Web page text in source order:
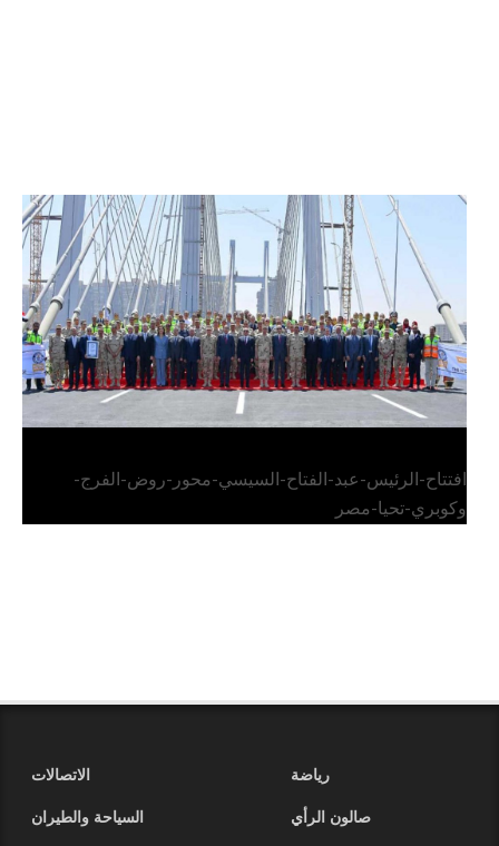
الرئيس عبد الفتاح السيسي يفتتح محور روض الفرج
وكوبري تحيا مصر
افتتاح-الرئيس-عبد-الفتاح-السيسي-محور-روض-الفرج-
وكوبري-تحيا-مصر
رياضة
الاتصالات
صالون الرأي
السياحة والطيران